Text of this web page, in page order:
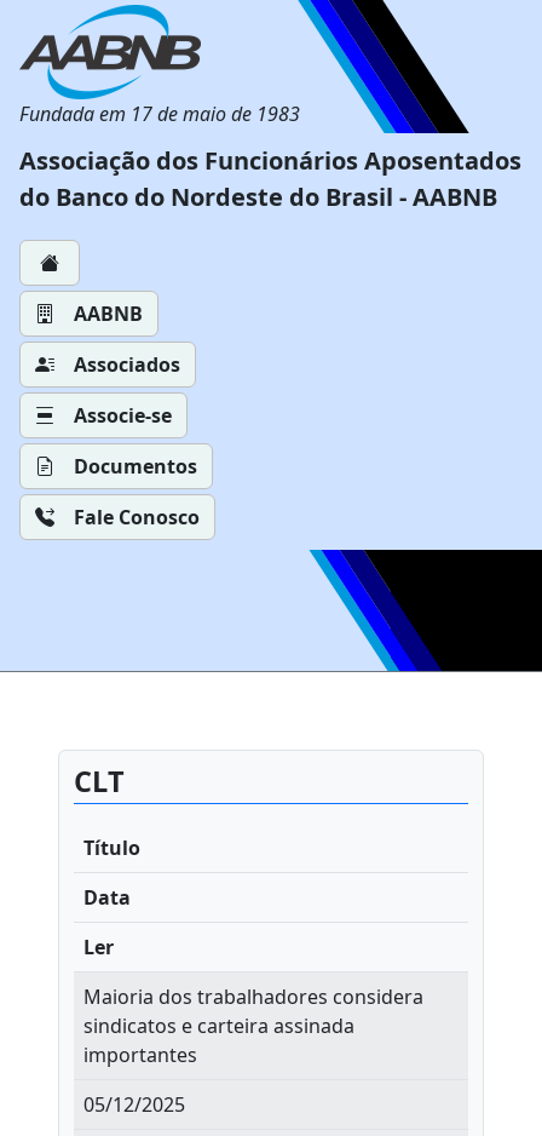
Fundada em 17 de maio de 1983
Associação dos Funcionários Aposentados
do Banco do Nordeste do Brasil - AABNB
AABNB
Associados
Associe-se
Documentos
Fale Conosco
CLT
Título
Data
Ler
Maioria dos trabalhadores considera
sindicatos e carteira assinada
importantes
05/12/2025